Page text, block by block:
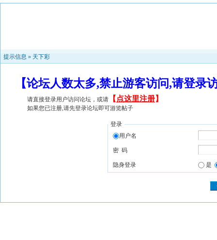
提示信息 » 天下彩
【论坛人数太多,禁止游客访问,请登
请直接登录用户访问论坛，或请 【 点这里注册】
如果您已注册,请先登录论坛即可游览帖子
登录
用户名
密 码
隐身登录 是